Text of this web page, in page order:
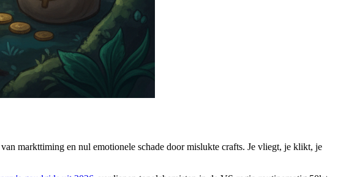
markttiming en nul emotionele schade door mislukte crafts. Je vliegt, je klikt, je